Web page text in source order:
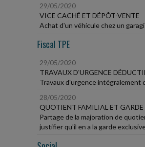
29/05/2020
VICE CACHÉ ET DÉPÔT-VENTE
Achat d'un véhicule chez un
Fiscal TPE
29/05/2020
TRAVAUX D'URGENCE
Travaux d'urgence intégralement
28/05/2020
QUOTIENT FAMILIAL ET GARDE
Partage de la majoration de
justifier qu'il en a la garde